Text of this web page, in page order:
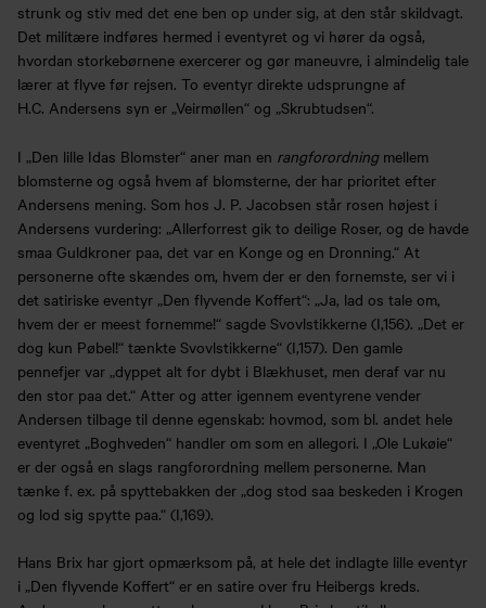
strunk og stiv med det ene ben op under sig, at den står skildvagt.
Det militære indføres hermed i eventyret og vi hører da også,
hvordan storkebørnene exercerer og gør maneuvre, i almindelig tale
lærer at flyve før rejsen. To eventyr direkte udsprungne af
H.C. Andersens syn er „Veirmøllen“ og „Skrubtudsen“.
I „Den lille Idas Blomster“ aner man en rangforordningmellem
blomsterne og også hvem af blomsterne, der har prioritet efter
Andersens mening. Som hos J. P. Jacobsen står rosen højest i
Andersens vurdering: „Allerforrest gik to deilige Roser, og de havde
smaa Guldkroner paa, det var en Konge og en Dronning.“ At
personerne ofte skændes om, hvem der er den fornemste, ser vi i
det satiriske eventyr „Den flyvende Koffert“: „Ja, lad os tale om,
hvem der er meest fornemme!“ sagde Svovlstikkerne (I,156). „Det er
dog kun Pøbel!“ tænkte Svovlstikkerne“ (I,157). Den gamle
pennefjer var „dyppet alt for dybt i Blækhuset, men deraf var nu
den stor paa det.“ Atter og atter igennem eventyrene vender
Andersen tilbage til denne egenskab: hovmod, som bl. andet hele
eventyret „Boghveden“ handler om som en allegori. I „Ole Lukøie“
er der også en slags rangforordning mellem personerne. Man
tænke f. ex. på spyttebakken der „dog stod saa beskeden i Krogen
og lod sig spytte paa.“ (I,169).
Hans Brix har gjort opmærksom på, at hele det indlagte lille eventyr
i „Den flyvende Koffert“ er en satire over fru Heibergs kreds.